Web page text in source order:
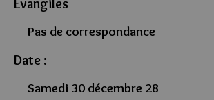
Evangiles
Pas de correspondance
Date :
Samedi 30 décembre 28